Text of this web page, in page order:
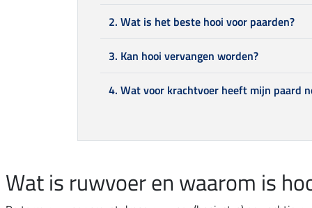
2. Wat is het beste hooi voor paarden?
3. Kan hooi vervangen worden?
4. Wat voor krachtvoer heeft mijn paard
Wat is ruwvoer en waarom is